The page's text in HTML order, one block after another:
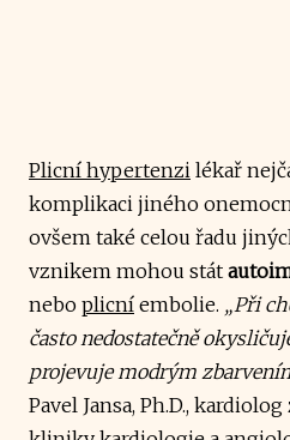
Plicní hypertenzi lékař
komplikaci jiného
ovšem také celou řadu
vznikem mohou stát
nebo plicní embolie. „Při
často nedostatečně
projevuje modrým
Pavel Jansa, Ph.D.,